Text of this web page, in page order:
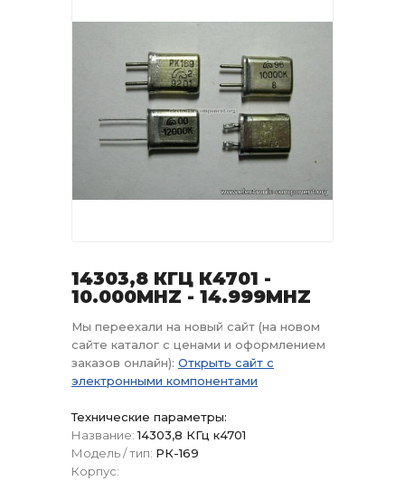
14303,8 КГЦ К4701 -
10.000MHZ - 14.999MHZ
Мы переехали на новый сайт (на новом
сайте каталог с ценами и оформлением
заказов онлайн): Открыть сайт с
электронными компонентами
Технические параметры:
Название: 14303,8 КГц к4701
Модель / тип: РК-169
Корпус: